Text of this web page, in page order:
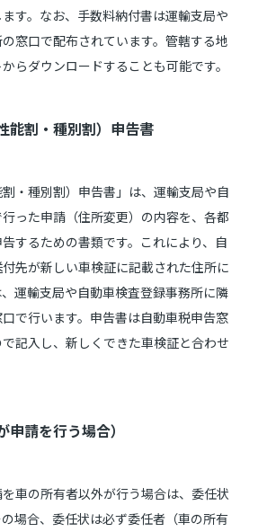
す。なお、手数料納付書は運輸支局や
窓口で配布されています。管轄する地
らダウンロードすることも可能です。
能割・種別割）申告書
割・種別割）申告書」は、運輸支局や自
った申請（住所変更）の内容を、各都
するための書類です。これにより、自
先が新しい車検証に記載された住所に
運輸支局や自動車検査登録事務所に隣
で行います。申告書は自動車税申告窓
記入し、新しくできた車検証と合わせ
請を行う場合）
車の所有者以外が行う場合は、委任状
場合、委任状は必ず委任者（車の所有